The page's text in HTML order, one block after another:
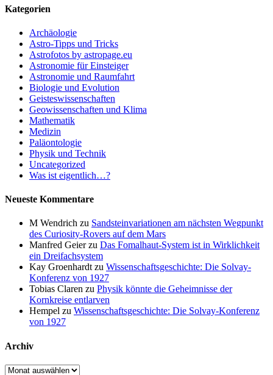
Kategorien
Archäologie
Astro-Tipps und Tricks
Astrofotos by astropage.eu
Astronomie für Einsteiger
Astronomie und Raumfahrt
Biologie und Evolution
Geisteswissenschaften
Geowissenschaften und Klima
Mathematik
Medizin
Paläontologie
Physik und Technik
Uncategorized
Was ist eigentlich…?
Neueste Kommentare
M Wendrich zu Sandsteinvariationen am nächsten Wegpunkt
des Curiosity-Rovers auf dem Mars
Manfred Geierzu Das Fomalhaut-System ist in Wirklichkeit
ein Dreifachsystem
Kay Groenhardt zu Wissenschaftsgeschichte: Die Solvay-
Konferenz von 1927
Tobias Claren zu Physik könnte die Geheimnisse der
Kornkreise entlarven
Hempel zu Wissenschaftsgeschichte: Die Solvay-Konferenz
von 1927
Archiv
Archiv